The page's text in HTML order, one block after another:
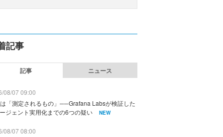
記事
記事 ニュース
08/07 09:00
「測定されるもの」──Grafana Labsが検証した
ジェント実用化までの6つの疑い
NEW
08/07 08:00